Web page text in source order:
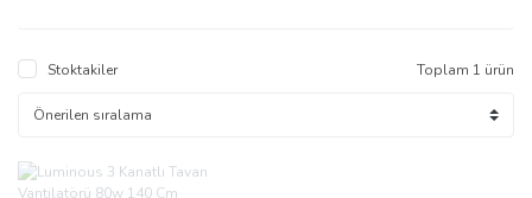
Stoktakiler Toplam 1 ürün